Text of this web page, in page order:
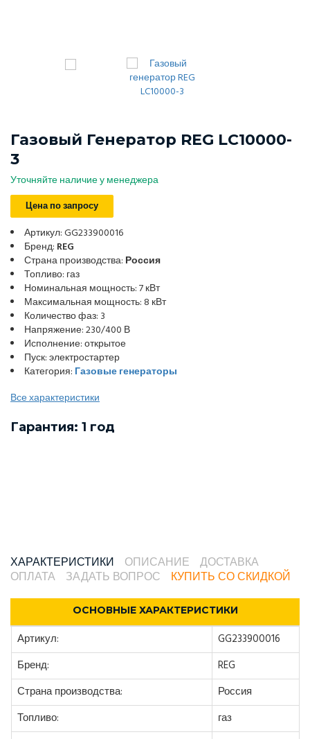
Газовый Генератор REG LC10000-
3
Уточняйте наличие у менеджера
Цена по запросу
Артикул: GG233900016
Бренд: REG
Страна производства: Россия
Топливо: газ
Номинальная мощность: 7 кВт
Максимальная мощность: 8 кВт
Количество фаз: 3
Напряжение: 230/400 В
Исполнение: открытое
Пуск: электростартер
Категория: Газовые генераторы
Все характеристики
Гарантия: 1 год
ХАРАКТЕРИСТИКИ ОПИСАНИЕ
ДОСТАВКА
ОПЛАТА
ЗАДАТЬ ВОПРОС КУПИТЬ СО СКИДКОЙ
ОСНОВНЫЕ ХАРАКТЕРИСТИКИ
Артикул:
GG233900016
Бренд:
REG
Страна производства:
Россия
Топливо:
газ